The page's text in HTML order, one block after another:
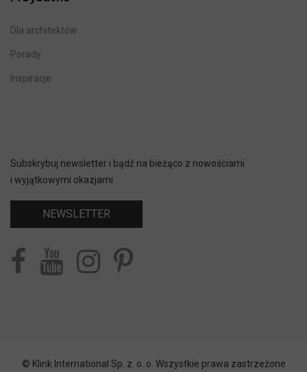
Dla architektów
Porady
Inspiracje
Subskrybuj newsletter i bądź na bieżąco z nowościami
i wyjątkowymi okazjami
NEWSLETTER
© Klink International Sp. z. o. o. Wszystkie prawa zastrzeżone